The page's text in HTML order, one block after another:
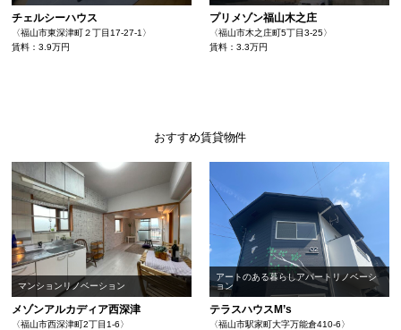
チェルシーハウス
〈福山市東深津町２丁目17-27-1〉
賃料：3.9万円
プリメゾン福山木之庄
〈福山市木之庄町5丁目3-25〉
賃料：3.3万円
おすすめ賃貸物件
マンションリノベーション
メゾンアルカディア西深津
〈福山市西深津町2丁目1-6〉
アートのある暮らしアパートリノベーシ
ョン
テラスハウスM’s
〈福山市駅家町大字万能倉410-6〉